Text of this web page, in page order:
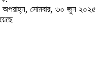
সোমবার, ৩০ জুন ২০২৫